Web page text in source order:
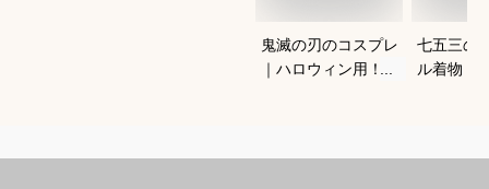
鬼滅の刃のコスプレ
｜ハロウィン用！キ
七五三の
ル着物（